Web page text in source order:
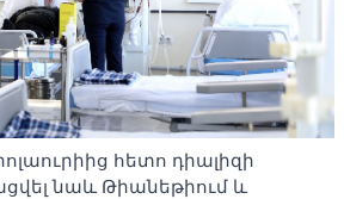
հետո դիալիզի
նաև Թիանեթիում և